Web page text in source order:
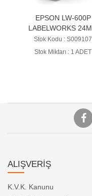
EPSON LW-600P
LABELWORKS
Bluetooth Termal
ETİKET YAZICISI
Stok Kodu : S009107
Stok Miktarı : 1 ADET
ALIŞVERİŞ
K.V.K. Kanunu